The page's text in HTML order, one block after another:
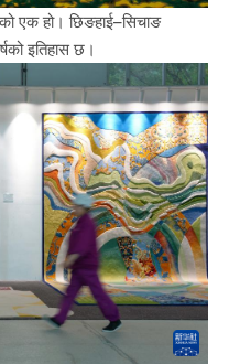
एक हो। छिङहाई–सिचाङ
इतिहास छ।